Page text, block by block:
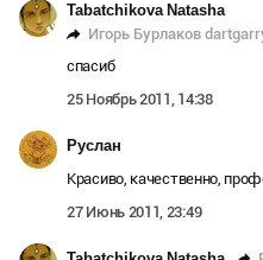
Tabatchikova Natasha
Игорь Бурлаков
спасиб
25 Ноябрь 2011, 14:38
Руслан
Красиво, качественно,
27 Июнь 2011, 23:49